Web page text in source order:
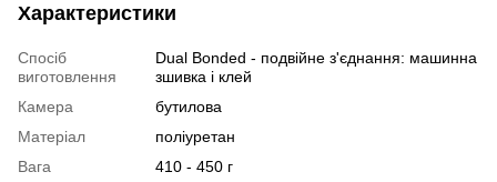
Характеристики
Спосіб
виготовлення
Dual Bonded - подвійне з'єднання: машинна
зшивка і клей
Камера
бутилова
Матеріал
поліуретан
Вага
410 - 450 г